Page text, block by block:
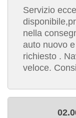
Servizio
nella
auto nuovo
richiesto .
veloce.